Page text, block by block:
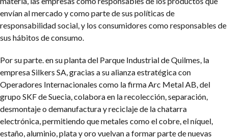
envían al mercado y como parte de sus políticas de
responsabilidad social, y los consumidores como responsables de
sus hábitos de consumo.
Por su parte. en su planta del Parque Industrial de Quilmes, la
empresa Silkers SA, gracias a su alianza estratégica con
Operadores Internacionales como la firma Arc Metal AB, del
grupo SKF de Suecia, colabora en la recolección, separación,
desmontaje o demanufactura y reciclaje de la chatarra
electrónica, permitiendo que metales como el cobre, el níquel,
estaño, aluminio, plata y oro vuelvan a formar parte de nuevas